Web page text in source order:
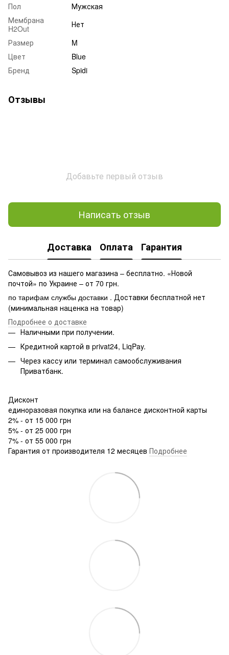
Пол
Мужская
Мембрана
H2Out
Нет
Размер
M
Цвет
Blue
Бренд
Spidi
Отзывы
Добавьте первый отзыв
Написать отзыв
Доставка Оплата Гарантия
Самовывоз из нашего магазина – бесплатно. «Новой
почтой» по Украине – от 70 грн.
по тарифам службы доставки . Доставки бесплатной нет
(минимальная наценка на товар)
Подробнее о доставке
Наличными при получении.
Кредитной картой в privat24, LiqPay.
Через кассу или терминал самообслуживания
Приватбанк.
Дисконт
единоразовая покупка или на балансе дисконтной карты
2% - от 15 000 грн
5% - от 25 000 грн
7% - от 55 000 грн
Гарантия от производителя 12 месяцев Подробнее